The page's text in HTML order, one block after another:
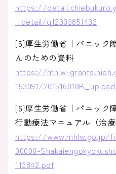
https://
_detail/q12303851432
[5]厚生労働省｜パニック
んのための資料
https://mhlw-
153091/
[6]厚生労働省｜パニック
行動療法マニュアル（治療
https://www.mhlw.go.jp/
00000-
113842.pdf